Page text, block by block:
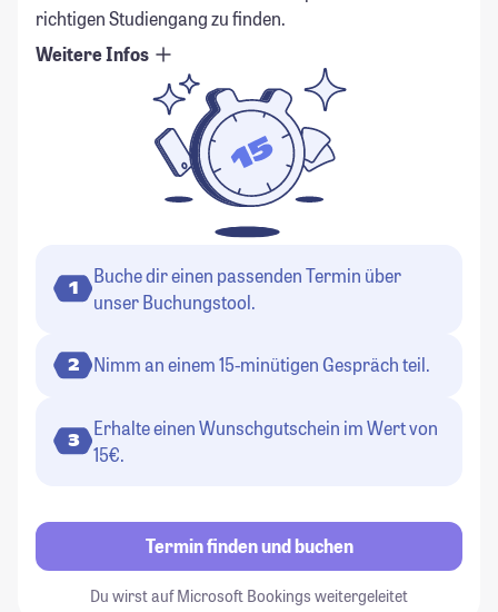
richtigen Studiengang zu finden.
Weitere Infos
1
Buche dir einen passenden Termin über
unser Buchungstool.
2 Nimm an einem 15-minütigen Gespräch teil.
3
Erhalte einen Wunschgutschein im Wert von
15€.
Termin finden und buchen
Du wirst auf Microsoft Bookings weitergeleitet